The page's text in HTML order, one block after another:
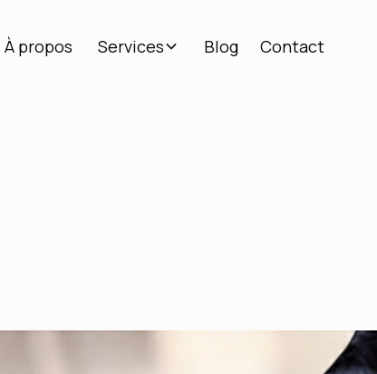
À propos Services Blog Contact